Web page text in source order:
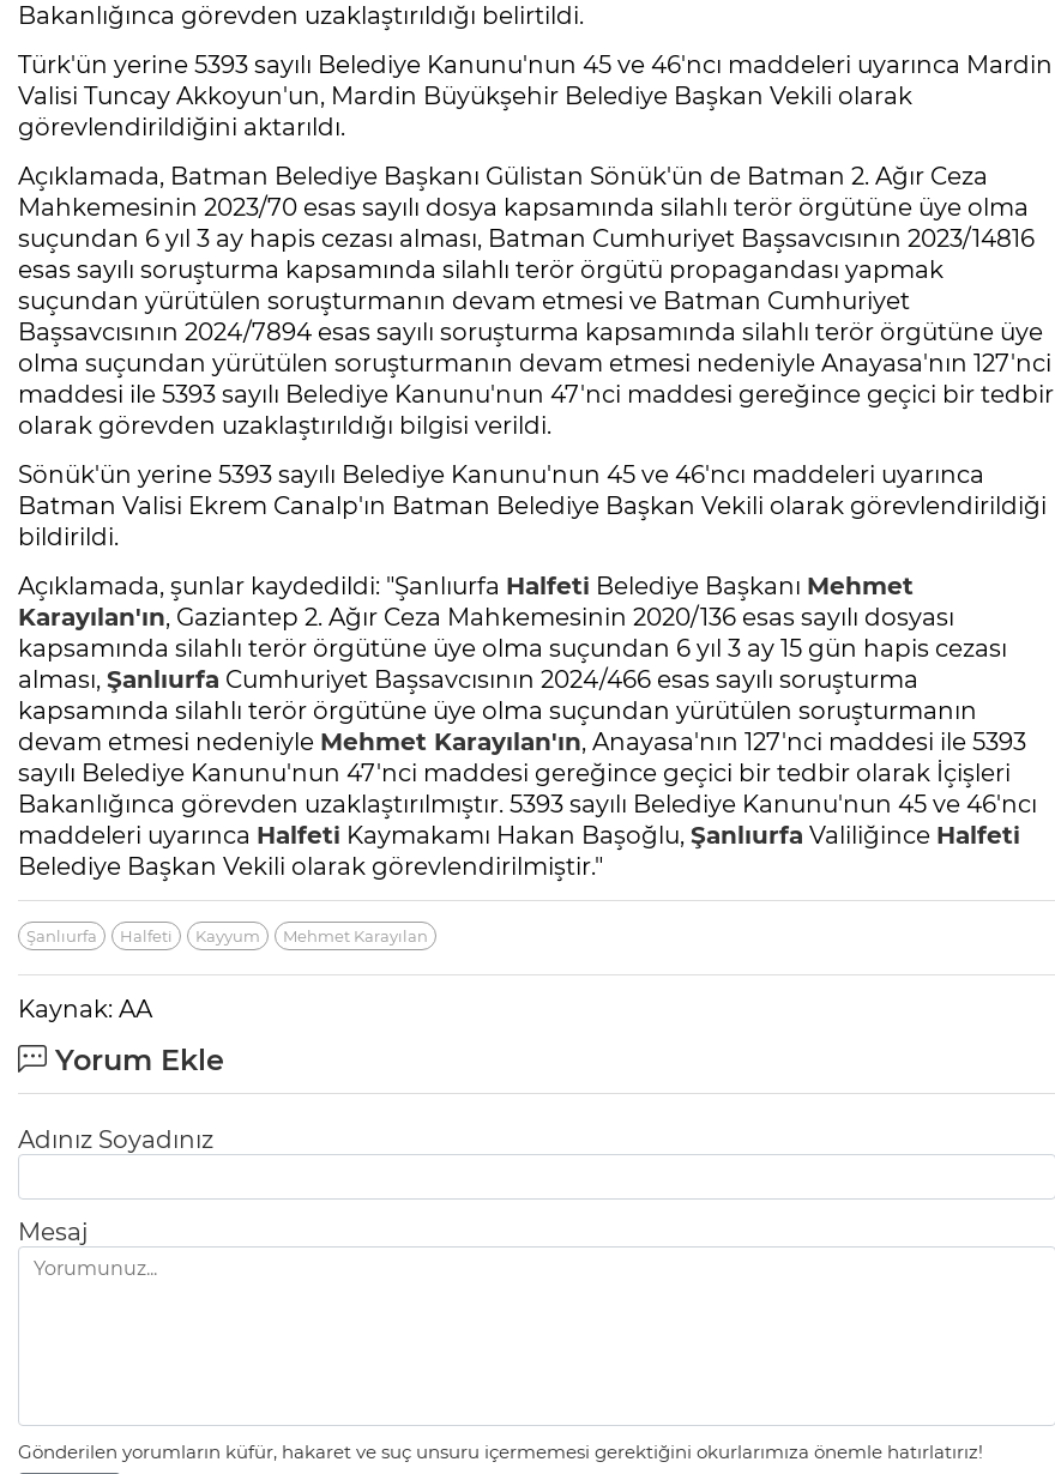
Bakanlığınca görevden uzaklaştırıldığı belirtildi.
Türk'ün yerine 5393 sayılı Belediye Kanunu'nun 45 ve 46'ncı maddeleri uyarınca Mardin
Valisi Tuncay Akkoyun'un, Mardin Büyükşehir Belediye Başkan Vekili olarak
görevlendirildiğini aktarıldı.
Açıklamada, Batman Belediye Başkanı Gülistan Sönük'ün de Batman 2. Ağır Ceza
Mahkemesinin 2023/70 esas sayılı dosya kapsamında silahlı terör örgütüne üye olma
suçundan 6 yıl 3 ay hapis cezası alması, Batman Cumhuriyet Başsavcısının 2023/14816
esas sayılı soruşturma kapsamında silahlı terör örgütü propagandası yapmak
suçundan yürütülen soruşturmanın devam etmesi ve Batman Cumhuriyet
Başsavcısının 2024/7894 esas sayılı soruşturma kapsamında silahlı terör örgütüne üye
olma suçundan yürütülen soruşturmanın devam etmesi nedeniyle Anayasa'nın 127'nci
maddesi ile 5393 sayılı Belediye Kanunu'nun 47'nci maddesi gereğince geçici bir tedbir
olarak görevden uzaklaştırıldığı bilgisi verildi.
Sönük'ün yerine 5393 sayılı Belediye Kanunu'nun 45 ve 46'ncı maddeleri uyarınca
Batman Valisi Ekrem Canalp'ın Batman Belediye Başkan Vekili olarak görevlendirildiği
bildirildi.
Açıklamada, şunlar kaydedildi: "Şanlıurfa Halfeti Belediye Başkanı Mehmet
Karayılan'ın, Gaziantep 2. Ağır Ceza Mahkemesinin 2020/136 esas sayılı dosyası
kapsamında silahlı terör örgütüne üye olma suçundan 6 yıl 3 ay 15 gün hapis cezası
alması, Şanlıurfa Cumhuriyet Başsavcısının 2024/466 esas sayılı soruşturma
kapsamında silahlı terör örgütüne üye olma suçundan yürütülen soruşturmanın
devam etmesi nedeniyle Mehmet Karayılan'ın, Anayasa'nın 127'nci maddesi ile 5393
sayılı Belediye Kanunu'nun 47'nci maddesi gereğince geçici bir tedbir olarak İçişleri
Bakanlığınca görevden uzaklaştırılmıştır. 5393 sayılı Belediye Kanunu'nun 45 ve 46'ncı
maddeleri uyarınca Halfeti Kaymakamı Hakan Başoğlu, Şanlıurfa Valiliğince Halfeti
Belediye Başkan Vekili olarak görevlendirilmiştir."
Şanlıurfa Halfeti Kayyum Mehmet Karayılan
Kaynak: AA
Yorum Ekle
Adınız Soyadınız
Mesaj
Gönderilen yorumların küfür, hakaret ve suç unsuru içermemesi gerektiğini okurlarımıza önemle hatırlatırız!